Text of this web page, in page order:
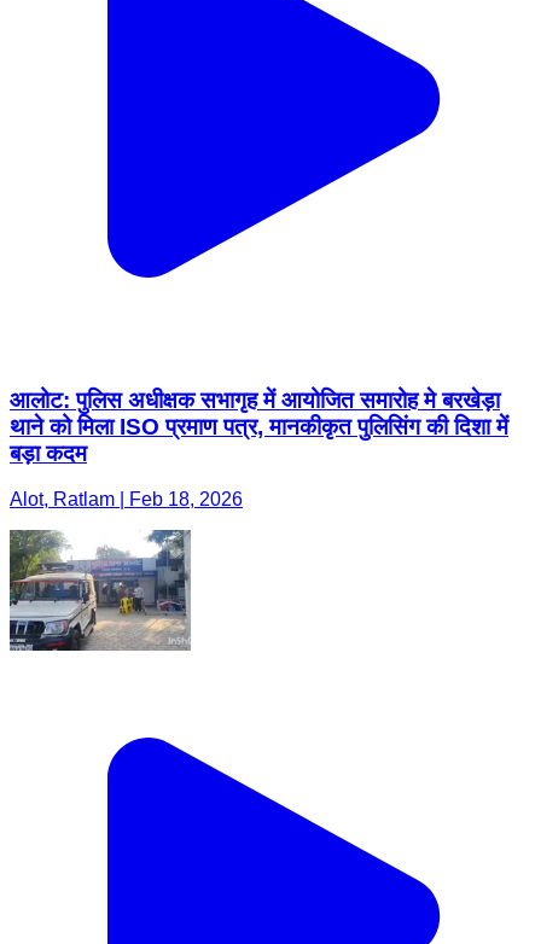
आलोट: पुलिस अधीक्षक सभागृह में आयोजित समारोह मे बरखेड़ा
थाने को मिला ISO प्रमाण पत्र, मानकीकृत पुलिसिंग की दिशा में
बड़ा कदम
Alot, Ratlam | Feb 18, 2026